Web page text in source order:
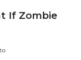
If Zombie